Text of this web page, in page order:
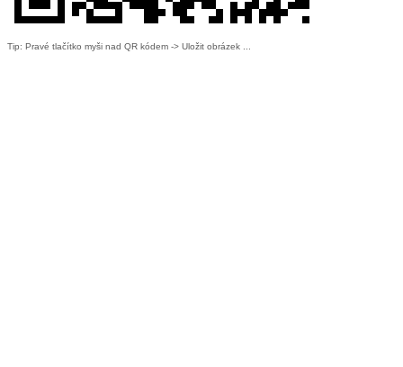
Tip: Pravé tlačítko myši nad QR kódem -> Uložit obrázek ...